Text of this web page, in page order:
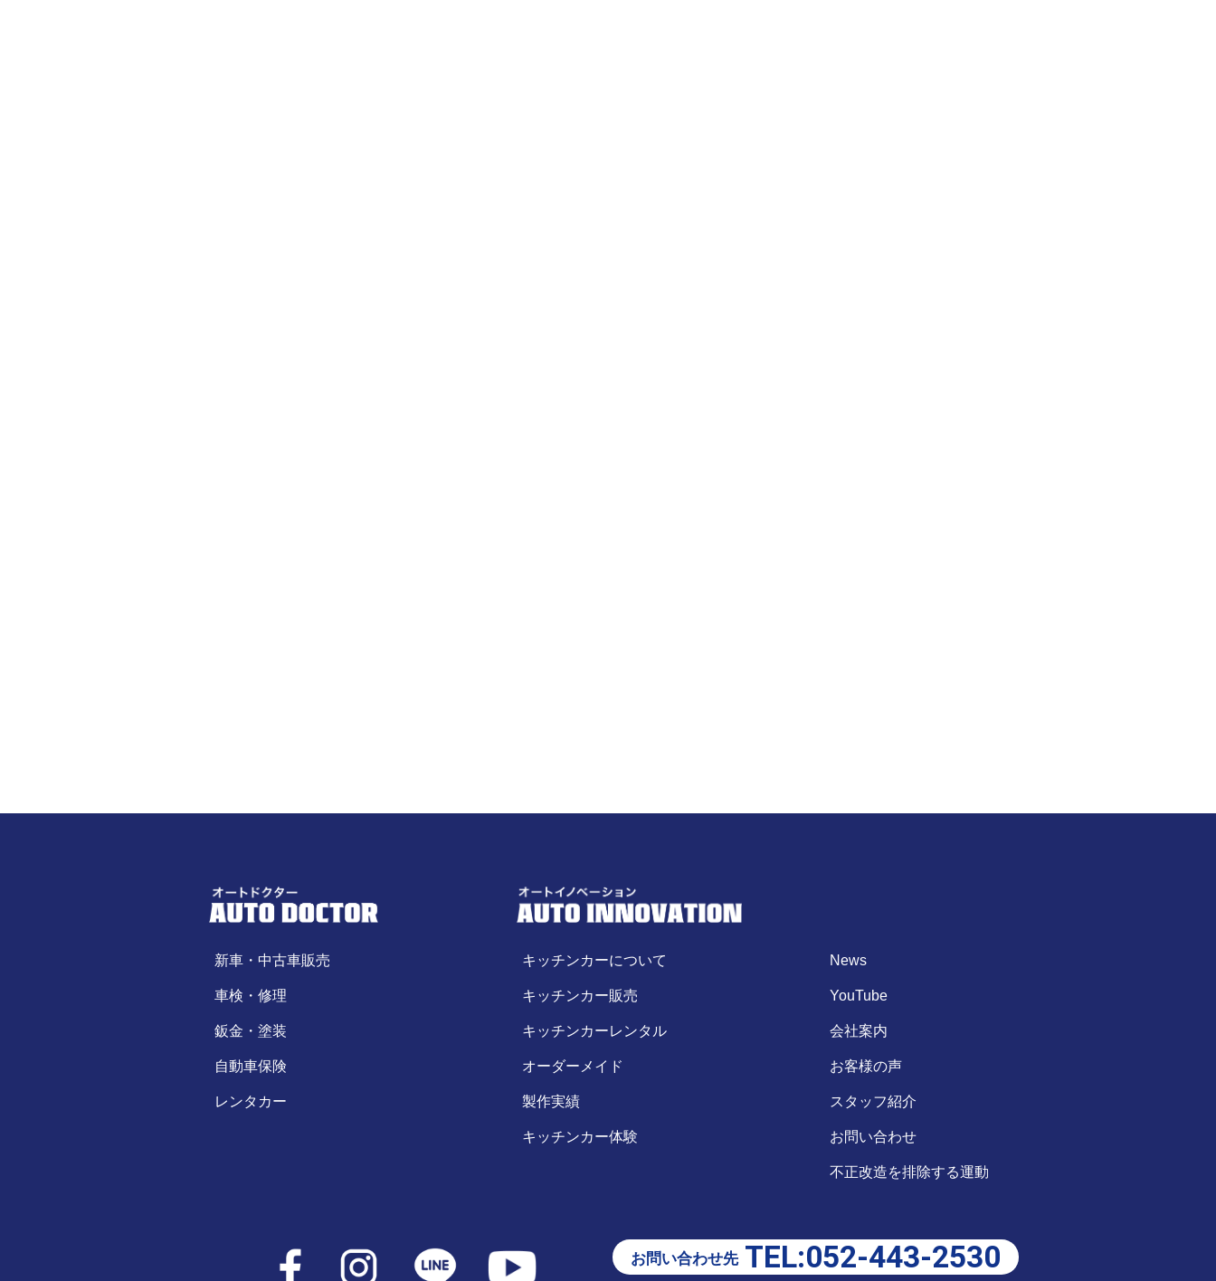
新車・中古車販売
車検・修理
鈑金・塗装
自動車保険
レンタカー
キッチンカーについて
キッチンカー販売
キッチンカーレンタル
オーダーメイド
製作実績
キッチンカー体験
News
YouTube
会社案内
お客様の声
スタッフ紹介
お問い合わせ
不正改造を排除する運動
お問い合わせ先 TEL:052-443-2530